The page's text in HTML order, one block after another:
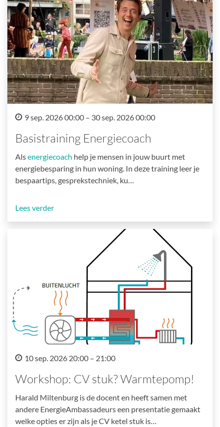
9 sep. 2026 00:00 – 30 sep. 2026 00:00
Basistraining Energiecoach
Alsenergiecoach help je mensen in jouw buurt met
energiebesparing in hun woning. In deze training leer je
bespaartips, gesprekstechniek, ku…
Lees verder
10 sep. 2026 20:00 – 21:00
Workshop: CV stuk? Warmtepomp!
Harald Miltenburg is de docent en heeft samen met
andere EnergieAmbassadeurs een presentatie gemaakt
welke opties er zijn als je CV ketel stuk is…